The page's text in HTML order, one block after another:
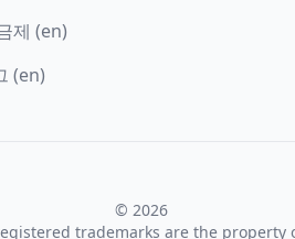
제 (en)
(en)
© 2026
trademarks are the property